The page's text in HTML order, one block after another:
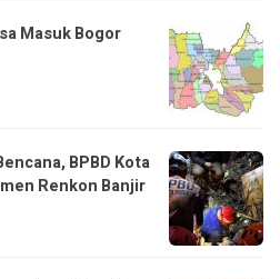
Masuk Bogor
BPBD Kota
Renkon Banjir